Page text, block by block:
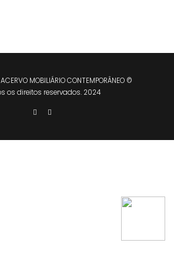
MOBILIÁRIO CONTEMPORÂNEO ©
os direitos reservados. 2024